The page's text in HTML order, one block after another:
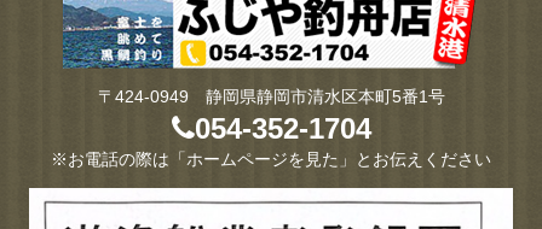
〒424-0949 静岡県静岡市清水区本町5番1号
054-352-1704
※お電話の際は「ホームページを見た」とお伝えください